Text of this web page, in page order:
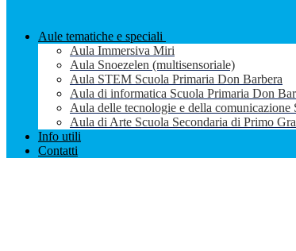
Aule tematiche e speciali
Aula Immersiva Miri
Aula Snoezelen (multisensoriale)
Aula STEM Scuola Primaria Don Barbera
Aula di informatica Scuola Primaria Don
Aula delle tecnologie e della
Aula di Arte Scuola Secondaria di Primo
Info utili
Contatti